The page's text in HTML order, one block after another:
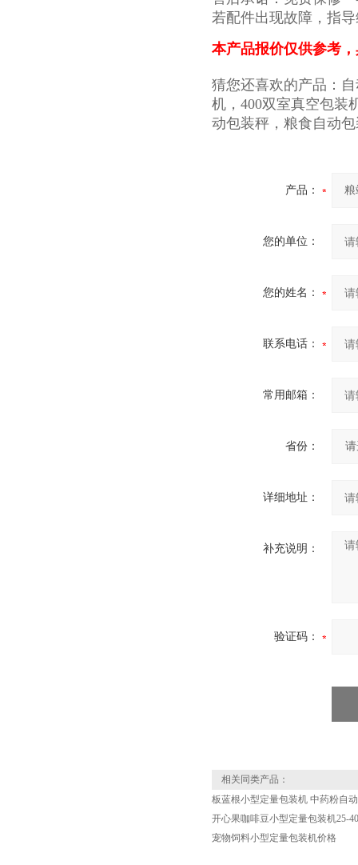
若配件出现故障，指
本产品报价仅供参考
猜您还喜欢的产品：
机，400双室真空包装
动包装秤，粮食自动
产品：
您的单位：
您的姓名：
联系电话：
常用邮箱：
省份：
详细地址：
补充说明：
验证码：
相关同类产品：
板蓝根小型定量包装机 中药粉自
开心果咖啡豆小型定量包装机25-
宠物饲料小型定量包装机价格